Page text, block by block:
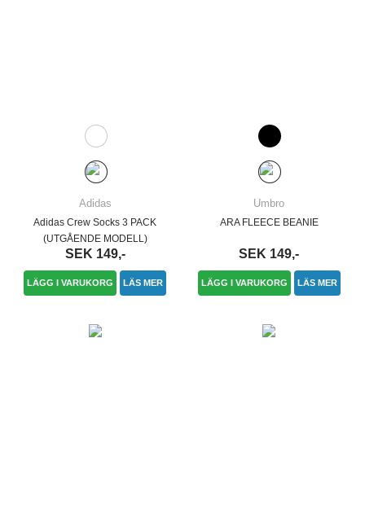
Adidas
Adidas Crew Socks 3 PACK
(UTGÅENDE MODELL)
SEK 149,-
LÄGG I VARUKORG LÄS MER
Umbro
ARA FLEECE BEANIE
SEK 149,-
LÄGG I VARUKORG LÄS MER